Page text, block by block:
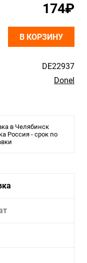
DE22937
Donel
в Челябинск
Россия - срок по
174₽
В КОРЗИНУ